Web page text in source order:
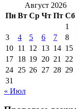
Август 2026
Пн Вт Ср Чт Пт Сб
1
3
4 5 6 7 8
10 11 12 13 14 15
17 18 19 20 21 22
24 25 26 27 28 29
31
« Июл